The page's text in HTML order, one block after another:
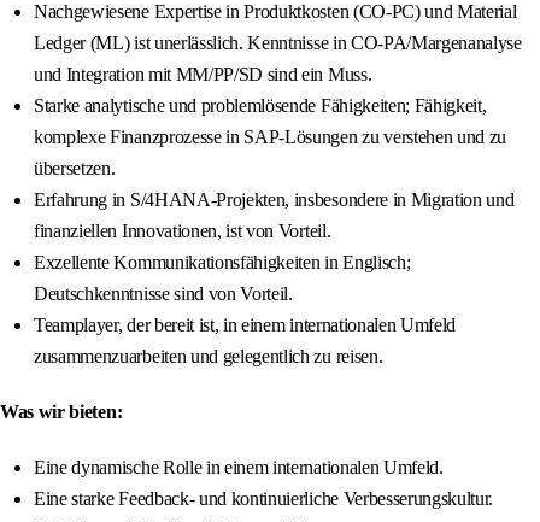
Nachgewiesene Expertise in Produktkosten (CO-PC) und Material
Ledger (ML) ist unerlässlich. Kenntnisse in CO-PA/Margenanalyse
und Integration mit MM/PP/SD sind ein Muss.
Starke analytische und problemlösende Fähigkeiten; Fähigkeit,
komplexe Finanzprozesse in SAP-Lösungen zu verstehen und zu
übersetzen.
Erfahrung in S/4HANA-Projekten, insbesondere in Migration und
finanziellen Innovationen, ist von Vorteil.
Exzellente Kommunikationsfähigkeiten in Englisch;
Deutschkenntnisse sind von Vorteil.
Teamplayer, der bereit ist, in einem internationalen Umfeld
zusammenzuarbeiten und gelegentlich zu reisen.
Was wir bieten:
Eine dynamische Rolle in einem internationalen Umfeld.
Eine starke Feedback- und kontinuierliche Verbesserungskultur.